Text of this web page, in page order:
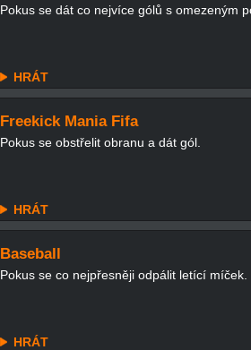
Pokus se dát co nejvíce gólů s omezeným
HRÁT
Freekick Mania Fifa
Pokus se obstřelit obranu a dát gól.
HRÁT
Baseball
Pokus se co nejpřesněji odpálit letící míček.
HRÁT